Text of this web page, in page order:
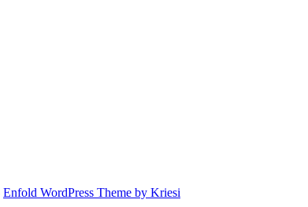
Enfold WordPress Theme by Kriesi